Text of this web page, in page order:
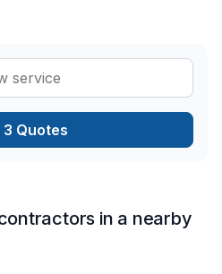
3 Quotes
in a nearby